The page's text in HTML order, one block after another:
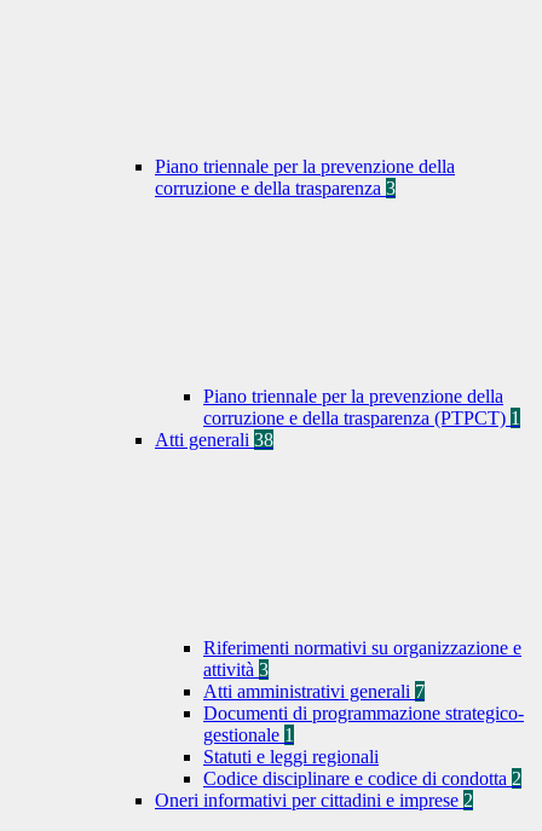
Piano triennale per la prevenzione della
corruzione e della trasparenza 3
Piano triennale per la prevenzione della
corruzione e della trasparenza (PTPCT) 1
Atti generali 38
Riferimenti normativi su organizzazione e
attività 3
Atti amministrativi generali 7
Documenti di programmazione strategico-
gestionale 1
Statuti e leggi regionali
Codice disciplinare e codice di condotta 2
Oneri informativi per cittadini e imprese 2